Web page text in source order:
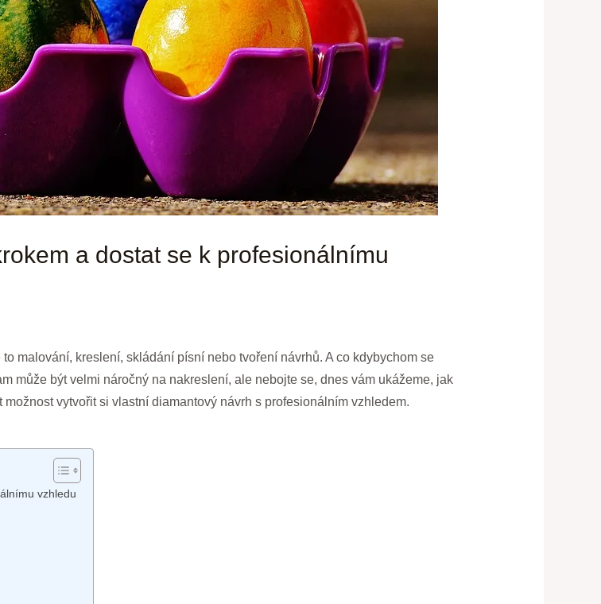
a dostat se k profesionálnímu
malování, kreslení, skládání písní nebo tvoření návrhů. A co kdybychom se
může být velmi náročný na nakreslení, ale nebojte se, dnes vám ukážeme, jak
vytvořit si vlastní diamantový návrh s profesionálním vzhledem.
vzhledu